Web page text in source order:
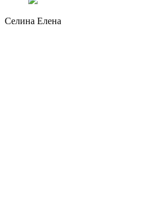
Селина Елена